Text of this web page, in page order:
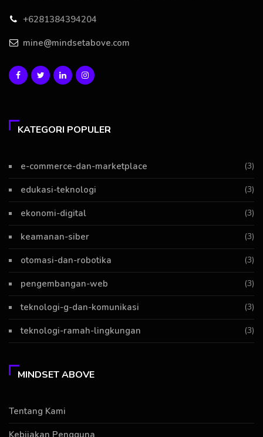
+6281384394204
mine@mindsetabove.com
KATEGORI POPULER
e-commerce-dan-marketplace (3)
edukasi-teknologi (3)
ekonomi-digital (3)
keamanan-siber (3)
otomasi-dan-robotika (3)
pengembangan-web (3)
teknologi-g-dan-komunikasi (3)
teknologi-ramah-lingkungan (3)
MINDSET ABOVE
Tentang Kami
Kebijakan Pengguna